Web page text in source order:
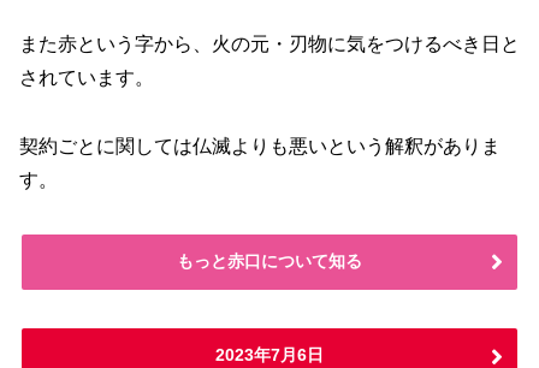
また赤という字から、火の元・刃物に気をつけるべき日と
されています。
契約ごとに関しては仏滅よりも悪いという解釈がありま
す。
もっと赤口について知る
2023年7月6日